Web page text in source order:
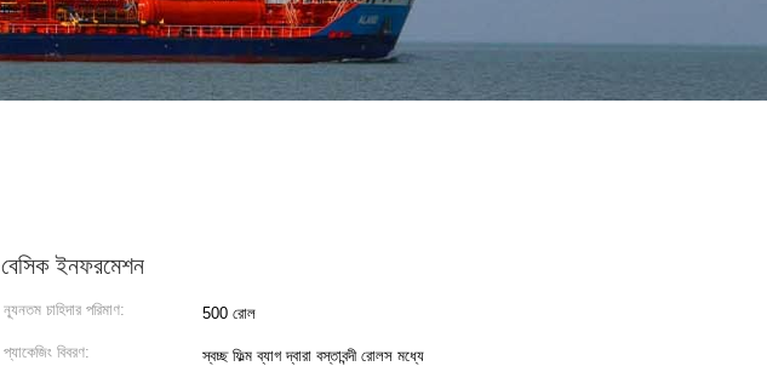
বেসিক ইনফরমেশন
ন্যূনতম চাহিদার পরিমাণ: 500 রোল
প্যাকেজিং বিবরণ: স্বচ্ছ ফিল্ম ব্যাগ দ্বারা বস্তাবন্দী রোলস মধ্যে